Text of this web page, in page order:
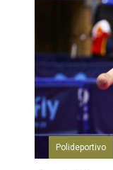
Polideportivo